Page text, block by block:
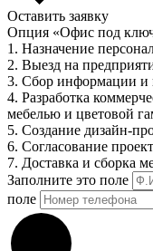
Оставить заявку
Опция «Офис под
1. Назначение
2. Выезд на
3. Сбор информации и
4. Разработка
мебелью и цветовой
5. Создание дизайн-
6. Согласование
7. Доставка и сборка
Заполните это поле
поле